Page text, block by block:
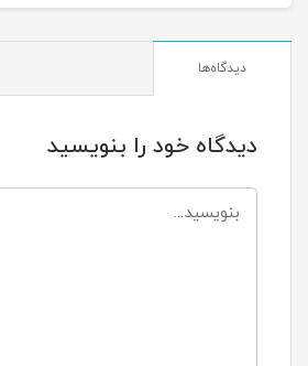
دیدگاه‌ها
دیدگاه خود را بنویسید